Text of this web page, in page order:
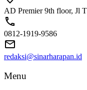
AD Premier 9th floor, Jl
0812-1919-9586
redaksi@sinarharapan.id
Menu